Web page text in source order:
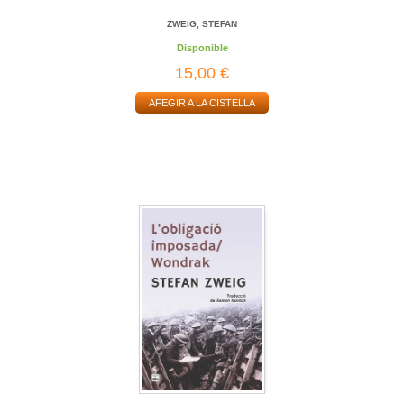
ZWEIG, STEFAN
Disponible
15,00 €
AFEGIR A LA CISTELLA